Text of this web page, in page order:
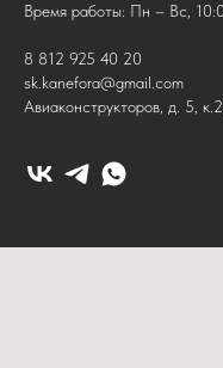
Время работы: Пн – Вс,
8 812 925 40 20
sk.kanefora@gmail.com
Авиаконструкторов, д. 5,